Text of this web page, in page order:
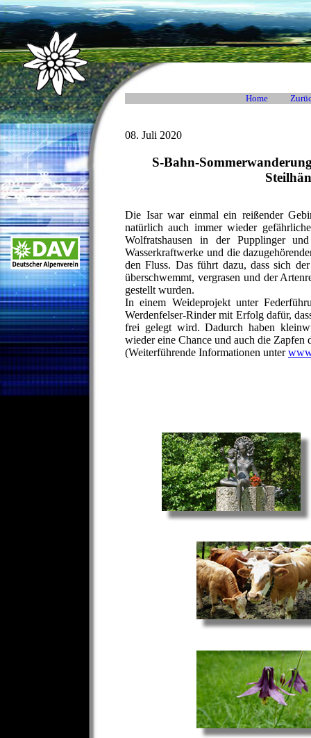
Home
08. Juli 2020
S-Bahn-
Die Isar war einmal ein reißender
natürlich auch immer wieder
Wolfratshausen in der Pupplinger
Wasserkraftwerke und die
den Fluss. Das führt dazu, dass sich
überschwemmt, vergrasen und der
gestellt wurden.
In einem Weideprojekt unter
Werdenfelser-Rinder mit Erfolg dafür,
frei gelegt wird. Dadurch haben
wieder eine Chance und auch die
(Weiterführende Informationen unter